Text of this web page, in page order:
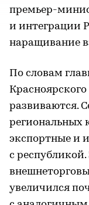
премьер-
и интеграции
наращивание
По словам
развиваются.
региональных
экспортные и
с республикой.
увеличился